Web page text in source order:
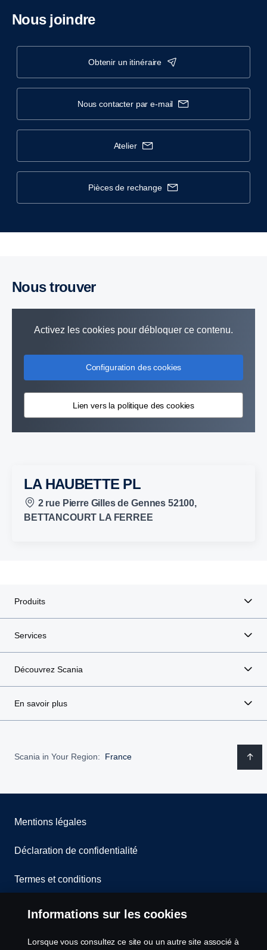
Nous joindre
obtenir un itinéraire
nous contacter par e-mail
atelier
pièces de rechange
Nous trouver
Activez les cookies pour débloquer ce contenu.
Configuration des cookies
Lien vers la politique des cookies
LA HAUBETTE PL
2 rue Pierre Gilles de Gennes 52100,
BETTANCOURT LA FERREE
Produits
Services
Découvrez Scania
En savoir plus
Scania in Your Region: France
Mentions légales
Déclaration de confidentialité
Termes et conditions
Contactez-nous
Lanceurs d’alerte
Informations sur les cookies
Lorsque vous consultez ce site ou un autre site associé à